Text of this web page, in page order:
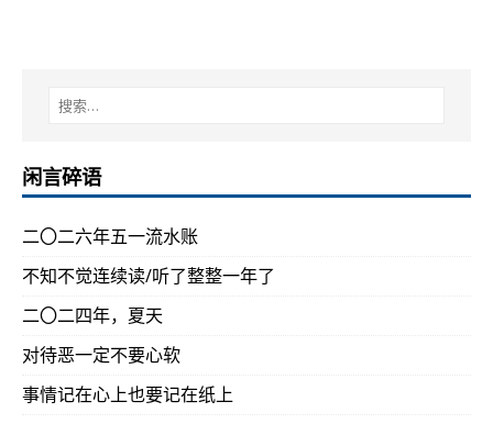
闲言碎语
二〇二六年五一流水账
不知不觉连续读/听了整整一年了
二〇二四年，夏天
对待恶一定不要心软
事情记在心上也要记在纸上